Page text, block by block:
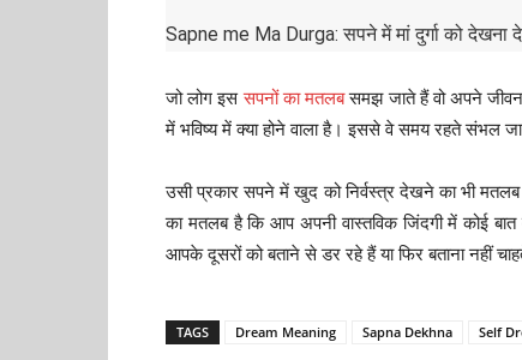
Sapne me Ma Durga: सपने में मां दुर्गा को देखना
जो लोग इससपनों का मतलबसमझ जाते हैं वो अपने
में भविष्य में क्या होने वाला है। इससे वे समय रहते संभल
उसी प्रकार सपने में खुद को निर्वस्त्र देखने का भी
का मतलब है कि आप अपनी वास्तविक जिंदगी में कोई
आपके दूसरों को बताने से डर रहे हैं या फिर बताना नहीं
TAGS Dream Meaning Sapna Dekhna Self